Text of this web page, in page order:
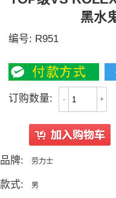
黑水
编号: R951
订购数量: - +
品牌: 劳力士
款式: 男